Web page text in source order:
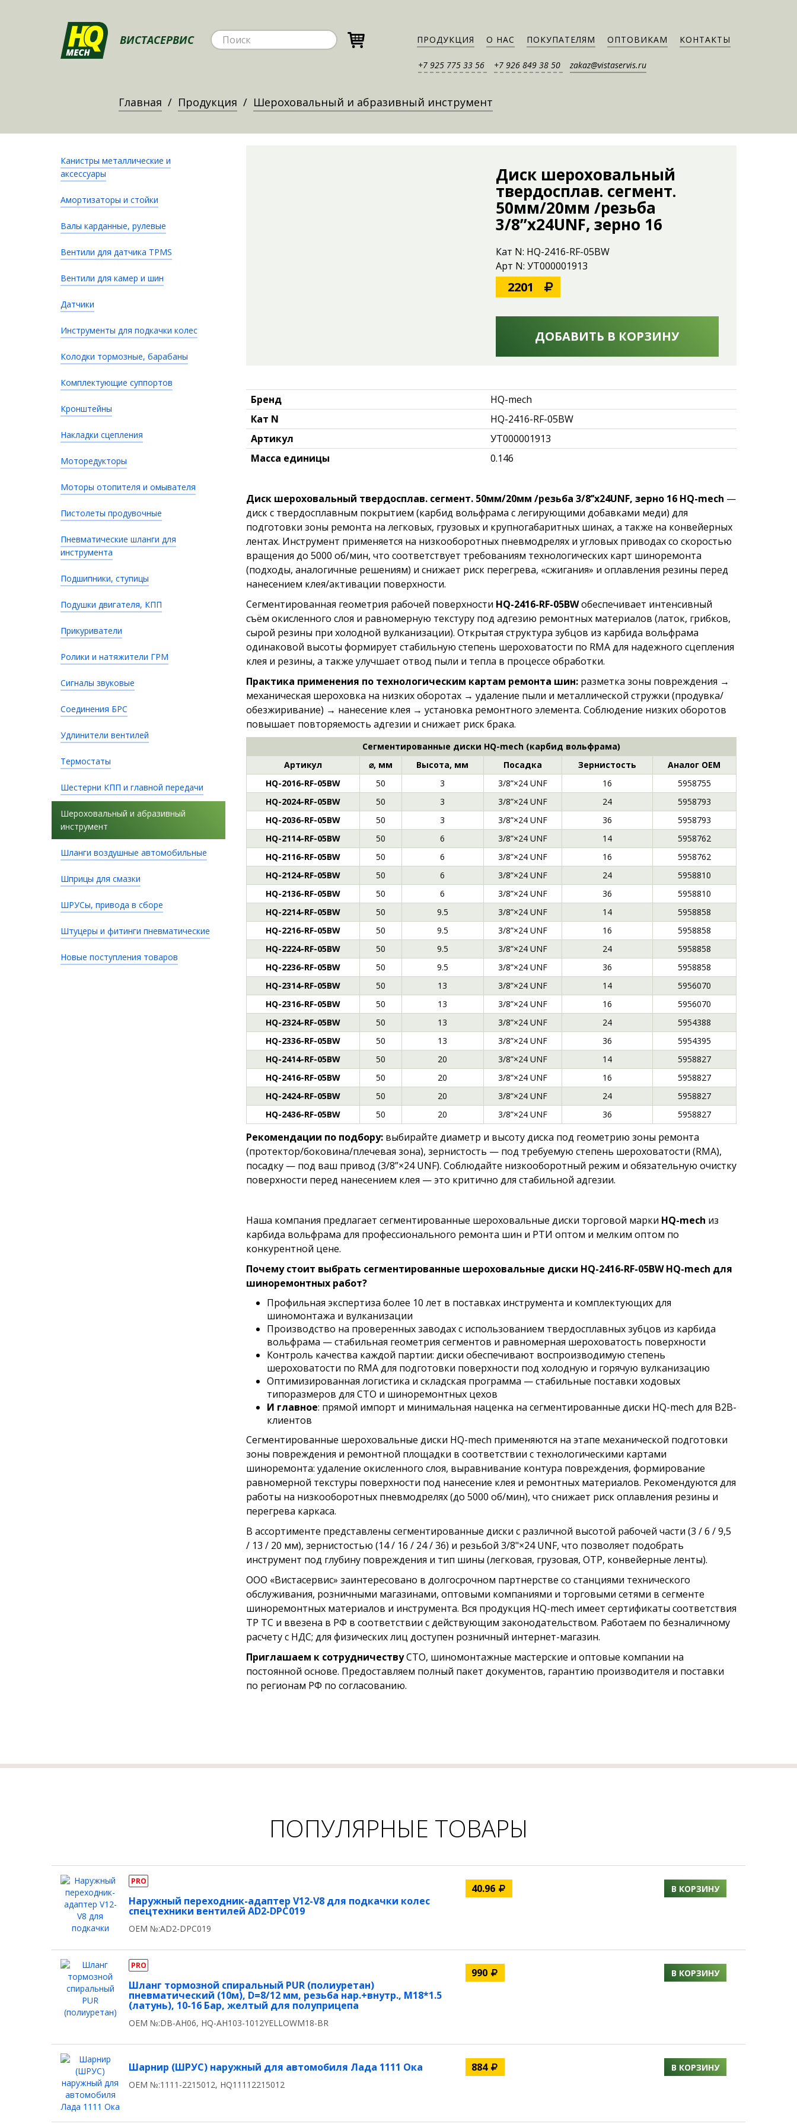
ВИСТАСЕРВИС ПРОДУКЦИЯ О НАС ПОКУПАТЕЛЯМ ОПТОВИКАМ КОНТАКТЫ
+7 925 775 33 56 +7 926 849 38 50 zakaz@vistaservis.ru
Главная Продукция Шероховальный и абразивный инструмент
Канистры металлические и
аксессуары
Амортизаторы и стойки
Валы карданные, рулевые
Вентили для датчика TPMS
Вентили для камер и шин
Датчики
Инструменты для подкачки колес
Колодки тормозные, барабаны
Комплектующие суппортов
Кронштейны
Накладки сцепления
Моторедукторы
Моторы отопителя и омывателя
Пистолеты продувочные
Пневматические шланги для
инструмента
Подшипники, ступицы
Подушки двигателя, КПП
Прикуриватели
Ролики и натяжители ГРМ
Сигналы звуковые
Соединения БРС
Удлинители вентилей
Термостаты
Шестерни КПП и главной передачи
Шероховальный и абразивный
инструмент
Шланги воздушные автомобильные
Шприцы для смазки
ШРУСы, привода в сборе
Штуцеры и фитинги пневматические
Новые поступления товаров
Диск шероховальный
твердосплав. сегмент.
50мм/20мм /резьба
3/8’’х24UNF, зерно 16
Кат N: HQ-2416-RF-05BW
Арт N: УТ000001913
2201
ДОБАВИТЬ В КОРЗИНУ
Бренд
HQ-mech
Кат N
HQ-2416-RF-05BW
Артикул
УТ000001913
Масса единицы
0.146
Диск шероховальный твердосплав. сегмент. 50мм/20мм /резьба 3/8’’х24UNF, зерно 16 HQ-mech —
диск с твердосплавным покрытием (карбид вольфрама с легирующими добавками меди) для
подготовки зоны ремонта на легковых, грузовых и крупногабаритных шинах, а также на конвейерных
лентах. Инструмент применяется на низкооборотных пневмодрелях и угловых приводах со скоростью
вращения до 5000 об/мин, что соответствует требованиям технологических карт шиноремонта
(подходы, аналогичные решениям) и снижает риск перегрева, «сжигания» и оплавления резины перед
нанесением клея/активации поверхности.
Сегментированная геометрия рабочей поверхности HQ-2416-RF-05BWобеспечивает интенсивный
съём окисленного слоя и равномерную текстуру под адгезию ремонтных материалов (латок, грибков,
сырой резины при холодной вулканизации). Открытая структура зубцов из карбида вольфрама
одинаковой высоты формирует стабильную степень шероховатости по RMA для надежного сцепления
клея и резины, а также улучшает отвод пыли и тепла в процессе обработки.
Практика применения по технологическим картам ремонта шин:разметка зоны повреждения →
механическая шероховка на низких оборотах → удаление пыли и металлической стружки (продувка/
обезжиривание) → нанесение клея → установка ремонтного элемента. Соблюдение низких оборотов
повышает повторяемость адгезии и снижает риск брака.
Сегментированные диски HQ-mech (карбид вольфрама)
Артикул
⌀, мм Высота, мм Посадка Зернистость
Аналог OEM
HQ-2016-RF-05BW
50 3 3/8”×24 UNF 16
5958755
HQ-2024-RF-05BW
50 3 3/8”×24 UNF 24
5958793
HQ-2036-RF-05BW
50 3 3/8”×24 UNF 36
5958793
HQ-2114-RF-05BW
50 6 3/8”×24 UNF 14
5958762
HQ-2116-RF-05BW
50 6 3/8”×24 UNF 16
5958762
HQ-2124-RF-05BW
50 6 3/8”×24 UNF 24
5958810
HQ-2136-RF-05BW
50 6 3/8”×24 UNF 36
5958810
HQ-2214-RF-05BW
50 9.5 3/8”×24 UNF 14
5958858
HQ-2216-RF-05BW
50 9.5 3/8”×24 UNF 16
5958858
HQ-2224-RF-05BW
50 9.5 3/8”×24 UNF 24
5958858
HQ-2236-RF-05BW
50 9.5 3/8”×24 UNF 36
5958858
HQ-2314-RF-05BW
50 13 3/8”×24 UNF 14
5956070
HQ-2316-RF-05BW
50 13 3/8”×24 UNF 16
5956070
HQ-2324-RF-05BW
50 13 3/8”×24 UNF 24
5954388
HQ-2336-RF-05BW
50 13 3/8”×24 UNF 36
5954395
HQ-2414-RF-05BW
50 20 3/8”×24 UNF 14
5958827
HQ-2416-RF-05BW
50 20 3/8”×24 UNF 16
5958827
HQ-2424-RF-05BW
50 20 3/8”×24 UNF 24
5958827
HQ-2436-RF-05BW
50 20 3/8”×24 UNF 36 5958827
Рекомендации по подбору:выбирайте диаметр и высоту диска под геометрию зоны ремонта
(протектор/боковина/плечевая зона), зернистость — под требуемую степень шероховатости (RMA),
посадку — под ваш привод (3/8”×24 UNF). Соблюдайте низкооборотный режим и обязательную очистку
поверхности перед нанесением клея — это критично для стабильной адгезии.
Наша компания предлагает сегментированные шероховальные диски торговой марки HQ-mech из
карбида вольфрама для профессионального ремонта шин и РТИ оптом и мелким оптом по
конкурентной цене.
Почему стоит выбрать сегментированные шероховальные диски HQ-2416-RF-05BW HQ-mech для
шиноремонтных работ?
Профильная экспертиза более 10 лет в поставках инструмента и комплектующих для
шиномонтажа и вулканизации
Производство на проверенных заводах с использованием твердосплавных зубцов из карбида
вольфрама — стабильная геометрия сегментов и равномерная шероховатость поверхности
Контроль качества каждой партии: диски обеспечивают воспроизводимую степень
шероховатости по RMA для подготовки поверхности под холодную и горячую вулканизацию
Оптимизированная логистика и складская программа — стабильные поставки ходовых
типоразмеров для СТО и шиноремонтных цехов
И главное: прямой импорт и минимальная наценка на сегментированные диски HQ-mech для B2B-
клиентов
Сегментированные шероховальные диски HQ-mech применяются на этапе механической подготовки
зоны повреждения и ремонтной площадки в соответствии с технологическими картами
шиноремонта: удаление окисленного слоя, выравнивание контура повреждения, формирование
равномерной текстуры поверхности под нанесение клея и ремонтных материалов. Рекомендуются для
работы на низкооборотных пневмодрелях (до 5000 об/мин), что снижает риск оплавления резины и
перегрева каркаса.
В ассортименте представлены сегментированные диски с различной высотой рабочей части (3 / 6 / 9,5
/ 13 / 20 мм), зернистостью (14 / 16 / 24 / 36) и резьбой 3/8"×24 UNF, что позволяет подобрать
инструмент под глубину повреждения и тип шины (легковая, грузовая, ОТР, конвейерные ленты).
ООО «Вистасервис» заинтересовано в долгосрочном партнерстве со станциями технического
обслуживания, розничными магазинами, оптовыми компаниями и торговыми сетями в сегменте
шиноремонтных материалов и инструмента. Вся продукция HQ-mech имеет сертификаты соответствия
ТР ТС и ввезена в РФ в соответствии с действующим законодательством. Работаем по безналичному
расчету с НДС; для физических лиц доступен розничный интернет-магазин.
Приглашаем к сотрудничествуСТО, шиномонтажные мастерские и оптовые компании на
постоянной основе. Предоставляем полный пакет документов, гарантию производителя и поставки
по регионам РФ по согласованию.
ПОПУЛЯРНЫЕ ТОВАРЫ
PRO
Наружный переходник-адаптер V12-V8 для подкачки колес
спецтехники вентилей AD2-DPC019
OEM №:AD2-DPC019
40.96 В КОРЗИНУ
PRO
Шланг тормозной спиральный PUR (полиуретан)
пневматический (10м), D=8/12 мм, резьба нар.+внутр., M18*1.5
(латунь), 10-16 Бар, желтый для полуприцепа
OEM №:DB-AH06, HQ-AH103-1012YELLOWM18-BR
990 В КОРЗИНУ
Шарнир (ШРУС) наружный для автомобиля Лада 1111 Ока
OEM №:1111-2215012, HQ11112215012
884 В КОРЗИНУ